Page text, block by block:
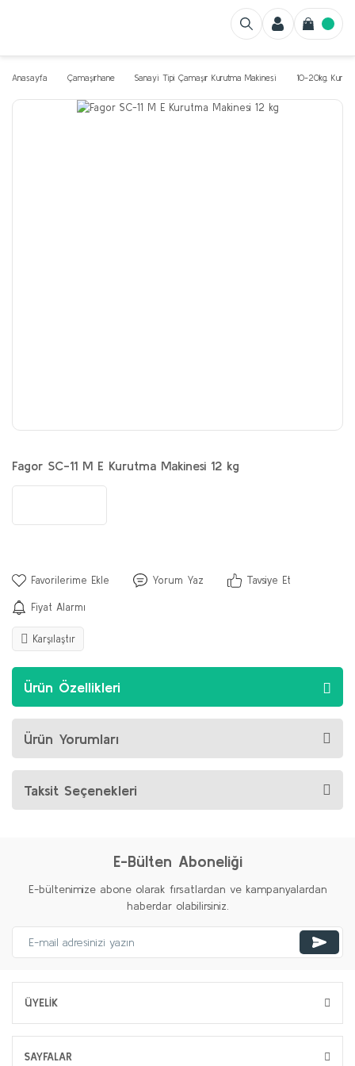
Anasayfa Çamaşırhane Sanayi Tipi Çamaşır Kurutma Makinesi 10-20kg.
Fagor SC-11 M E Kurutma Makinesi 12 kg
Yorum Yaz Tavsiye Et
Fiyat Alarmı
Karşılaştır
Ürün Özellikleri
Ürün Yorumları
Taksit Seçenekleri
E-Bülten Aboneliği
E-bültenimize abone olarak fırsatlardan ve kampanyalardan
haberdar olabilirsiniz.
ÜYELİK
SAYFALAR